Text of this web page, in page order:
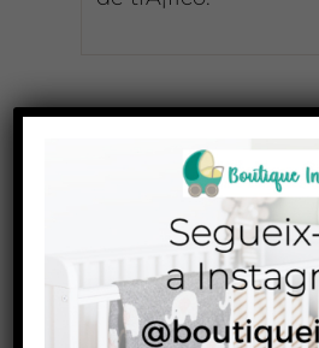
Compartir
Facebook
Añadir a